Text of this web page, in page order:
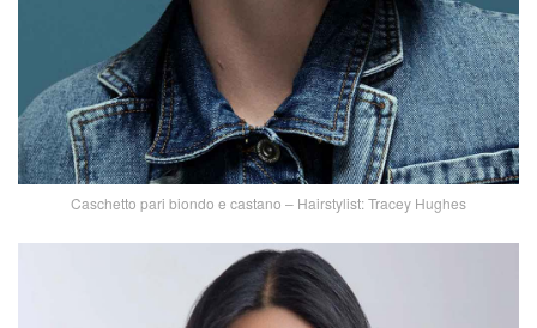
Caschetto pari biondo e castano – Hairstylist: Tracey Hughes